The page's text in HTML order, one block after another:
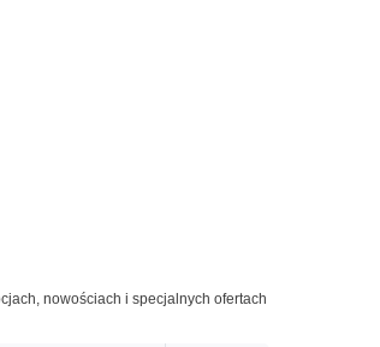
nowościach i specjalnych ofertach